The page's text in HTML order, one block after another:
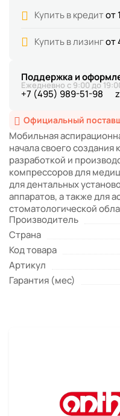
Официальный
Мобильная
начала своего создания
разработкой и
компрессоров для
для дентальных
аппаратов, а также для
стоматологической
Производитель
Страна
Код товара
Артикул
Гарантия (мес)
Купить в кредитот
Купить в лизингот
Поддержка и
Ежедневно с 9:00 до
+7 (495) 989-51-98